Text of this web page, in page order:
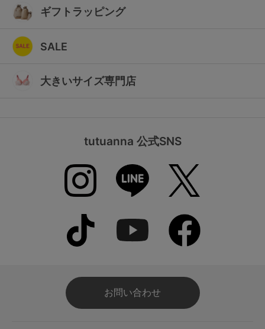
ギフトラッピング
SALE
大きいサイズ専門店
tutuanna 公式SNS
お問い合わせ